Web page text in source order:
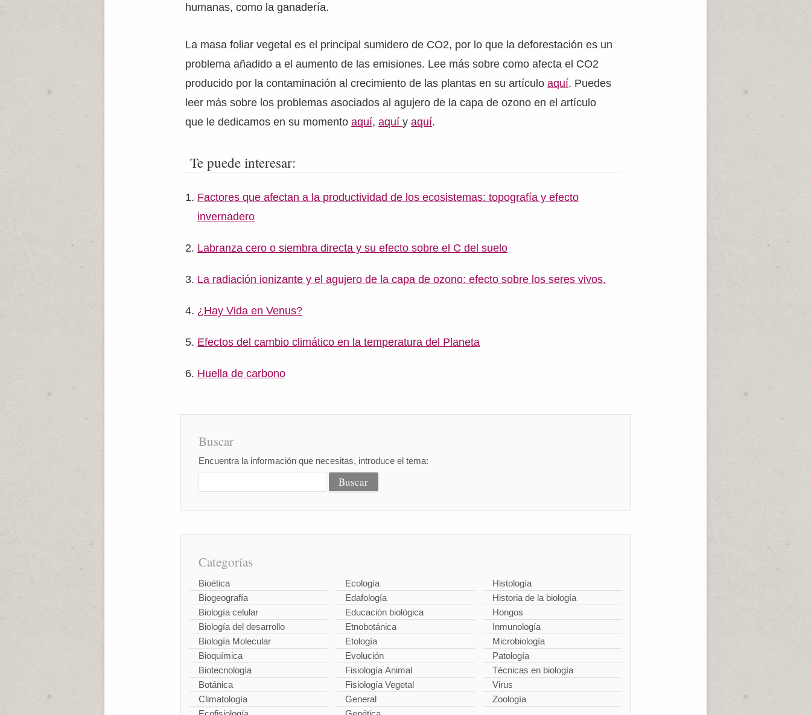
humanas, como la ganadería.
La masa foliar vegetal es el principal sumidero de CO2, por lo que la deforestación es un
problema añadido a el aumento de las emisiones. Lee más sobre como afecta el CO2
producido por la contaminación al crecimiento de las plantas en su artículoaquí. Puedes
leer más sobre los problemas asociados al agujero de la capa de ozono en el artículo
que le dedicamos en su momentoaquí,aquíyaquí.
Te puede interesar:
Factores que afectan a la productividad de los ecosistemas: topografía y efecto
invernadero
Labranza cero o siembra directa y su efecto sobre el C del suelo
La radiación ionizante y el agujero de la capa de ozono: efecto sobre los seres vivos.
¿Hay Vida en Venus?
Efectos del cambio climático en la temperatura del Planeta
Huella de carbono
Buscar
Encuentra la información que necesitas, introduce el tema:
Categorías
Bioética
Biogeografía
Biología celular
Biología del desarrollo
Biología Molecular
Bioquímica
Biotecnología
Botánica
Climatología
Ecología
Edafología
Educación biológica
Etnobotánica
Etología
Evolución
Fisiología Animal
Fisiología Vegetal
General
Histología
Historia de la biología
Hongos
Inmunología
Microbiología
Patología
Técnicas en biología
Virus
Zoología